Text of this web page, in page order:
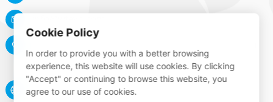
District, Dongguan, Guangdong, China
www.wteya.com
Cookie Policy
In order to provide you with a better browsing
experience, this website will use cookies. By clicking
"Accept" or continuing to browse this website, you
agree to our use of cookies.